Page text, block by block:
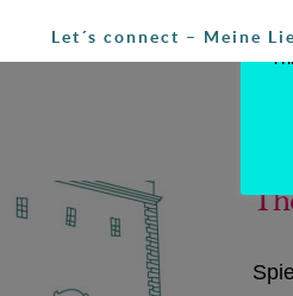
Let´s connect – Meine